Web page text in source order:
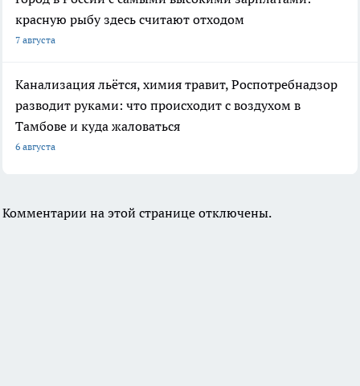
красную рыбу здесь считают отходом
7 августа
Канализация льётся, химия травит, Роспотребнадзор
разводит руками: что происходит с воздухом в
Тамбове и куда жаловаться
6 августа
Комментарии на этой странице отключены.